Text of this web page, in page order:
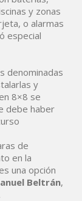
y zonas
o alarmas
especial
denominadas
y
8×8 se
debe haber
de
en la
una opción
Beltrán,